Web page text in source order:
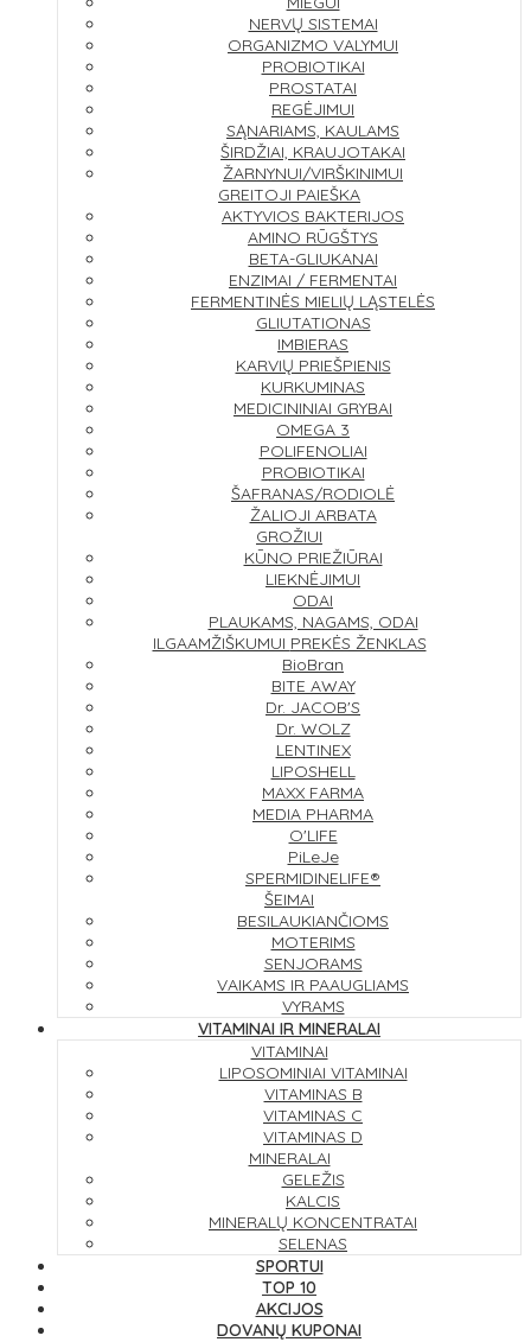
NERVŲ SISTEMAI
ORGANIZMO VALYMUI
PROBIOTIKAI
PROSTATAI
REGĖJIMUI
SĄNARIAMS, KAULAMS
ŠIRDŽIAI, KRAUJOTAKAI
ŽARNYNUI/VIRŠKINIMUI
GREITOJI PAIEŠKA
AKTYVIOS BAKTERIJOS
AMINO RŪGŠTYS
BETA-GLIUKANAI
ENZIMAI / FERMENTAI
FERMENTINĖS MIELIŲ LĄSTELĖS
GLIUTATIONAS
IMBIERAS
KARVIŲ PRIEŠPIENIS
KURKUMINAS
MEDICININIAI GRYBAI
OMEGA 3
POLIFENOLIAI
PROBIOTIKAI
ŠAFRANAS/RODIOLĖ
ŽALIOJI ARBATA
GROŽIUI
KŪNO PRIEŽIŪRAI
LIEKNĖJIMUI
ODAI
PLAUKAMS, NAGAMS, ODAI
ILGAAMŽIŠKUMUI PREKĖS ŽENKLAS
BioBran
BITE AWAY
Dr. JACOB'S
Dr. WOLZ
LENTINEX
LIPOSHELL
MAXX FARMA
MEDIA PHARMA
O'LIFE
PiLeJe
SPERMIDINELIFE®
ŠEIMAI
BESILAUKIANČIOMS
MOTERIMS
SENJORAMS
VAIKAMS IR PAAUGLIAMS
VYRAMS
VITAMINAI IR MINERALAI
VITAMINAI
LIPOSOMINIAI VITAMINAI
VITAMINAS B
VITAMINAS C
VITAMINAS D
MINERALAI
GELEŽIS
KALCIS
MINERALŲ KONCENTRATAI
SELENAS
SPORTUI
TOP 10
AKCIJOS
DOVANŲ KUPONAI